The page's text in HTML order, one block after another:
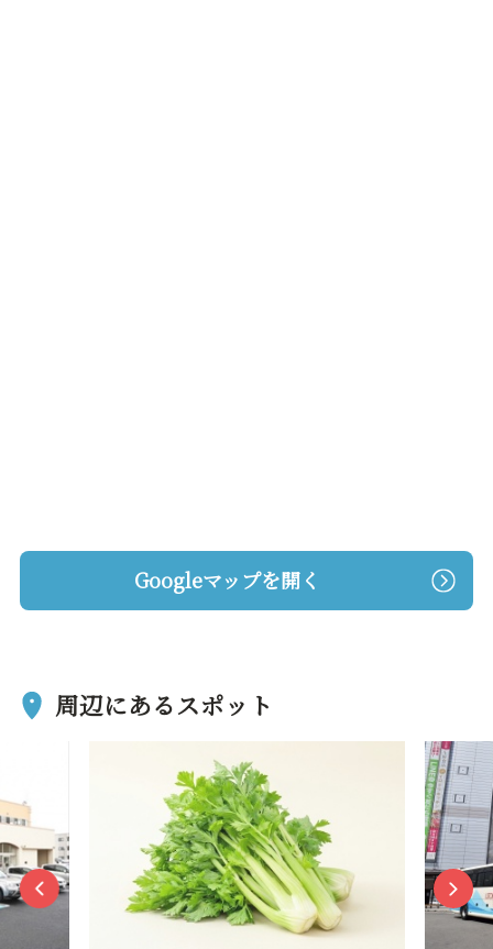
Googleマップを開く
周辺にあるスポット